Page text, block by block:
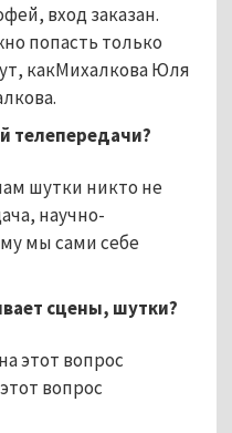
вход заказан.
попасть только
какМихалкова Юля
телепередачи?
шутки никто не
научно-
мы сами себе
сцены, шутки?
этот вопрос
вопрос